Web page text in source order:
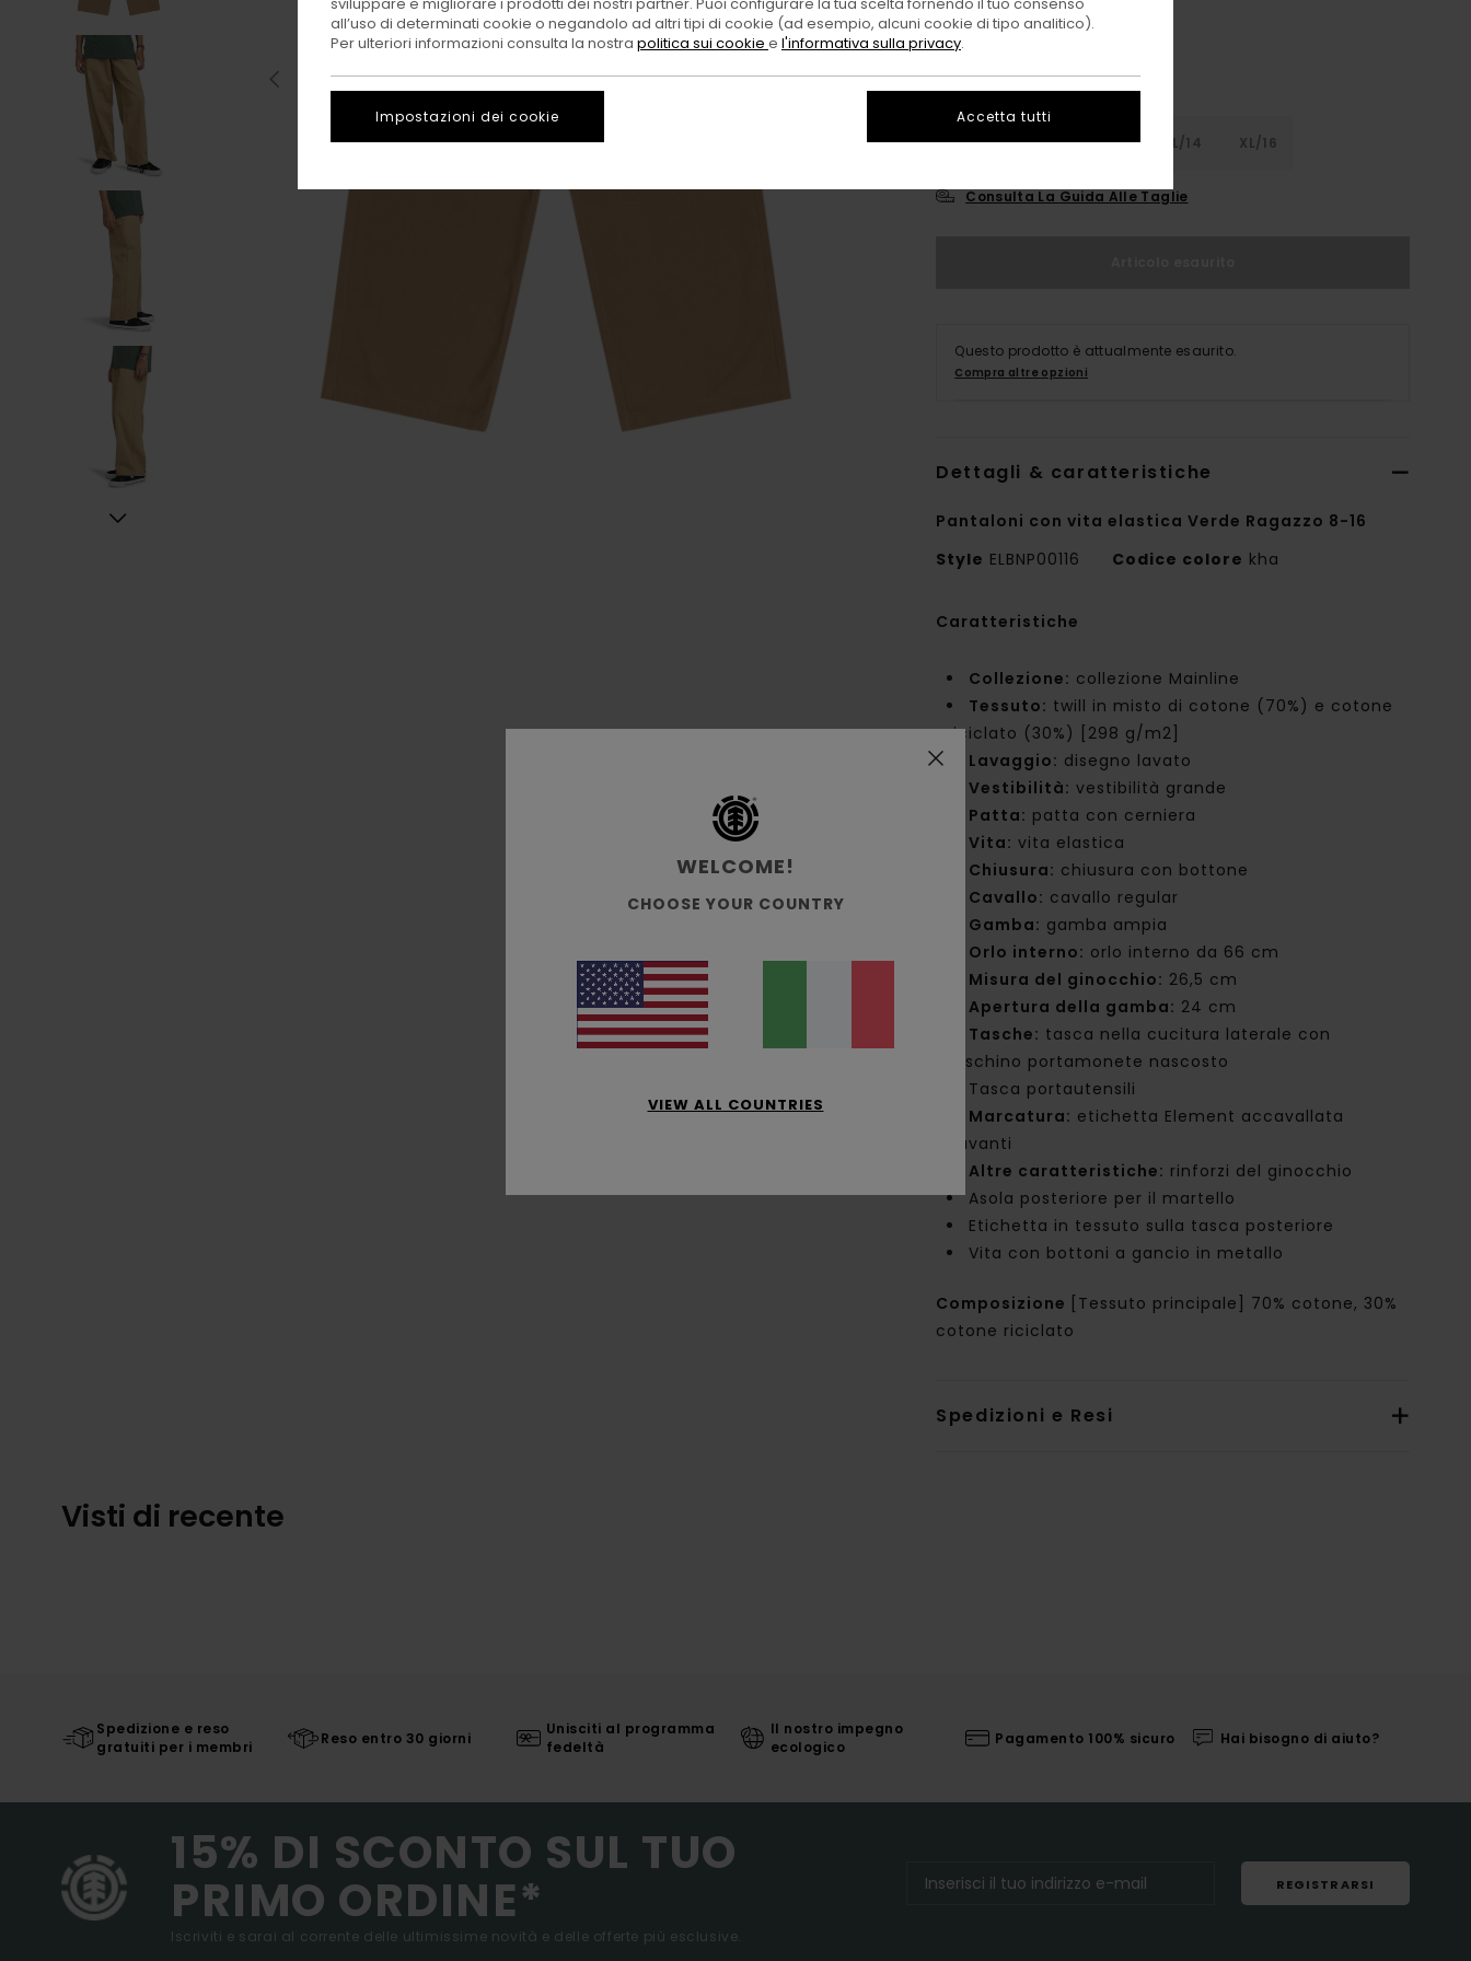
XS/8 S/10 M/12 L/14 XL/16
Consulta La Guida Alle Taglie
Questo prodotto è attualmente esaurito.
Compra altre opzioni
Dettagli & caratteristiche
Pantaloni con vita elastica Verde Ragazzo 8-16
Style ELBNP00116 Codice colore kha
Caratteristiche
Collezione: collezione Mainline
Tessuto: twill in misto di cotone (70%) e cotone
riciclato (30%) [298 g/m2]
Lavaggio: disegno lavato
Vestibilità: vestibilità grande
Patta: patta con cerniera
Vita: vita elastica
Chiusura: chiusura con bottone
Cavallo: cavallo regular
Gamba: gamba ampia
Orlo interno: orlo interno da 66 cm
Misura del ginocchio: 26,5 cm
Apertura della gamba: 24 cm
Tasche: tasca nella cucitura laterale con
taschino portamonete nascosto
Tasca portautensili
Marcatura: etichetta Element accavallata
davanti
Altre caratteristiche: rinforzi del ginocchio
Asola posteriore per il martello
Etichetta in tessuto sulla tasca posteriore
Vita con bottoni a gancio in metallo
Composizione
[Tessuto principale] 70% cotone, 30%
cotone riciclato
Spedizioni e Resi
Visti di recente
Spedizione e reso
gratuiti per i membri
Reso entro 30 giorni
Unisciti al programma
fedeltà
Il nostro impegno
ecologico
Pagamento 100% sicuro Hai bisogno di aiuto?
15% DI SCONTO SUL TUO
PRIMO ORDINE*
Iscriviti e sarai al corrente delle ultimissime novità e delle offerte più esclusive.
REGISTRARSI
WELCOME!
CHOOSE YOUR COUNTRY
VIEW ALL COUNTRIES
all’uso di determinati cookie o negandolo ad altri tipi di cookie (ad esempio, alcuni cookie di tipo analitico).
Per ulteriori informazioni consulta la nostra politica sui cookie e l'informativa sulla privacy.
Impostazioni dei cookie Accetta tutti